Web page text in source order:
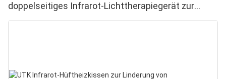
doppelseitiges Infrarot-Lichttherapiegerät zur
Linderung von Finger- und Handgelenkschmerzen –